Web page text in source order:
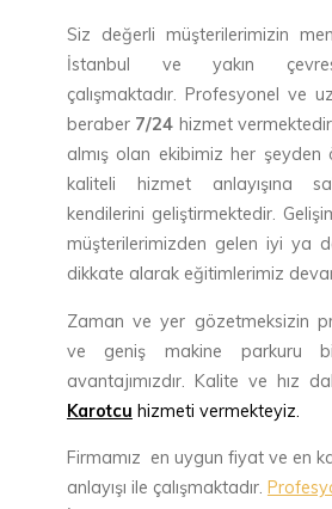
Siz değerli müşterilerimizin
İstanbul ve yakın
çalışmaktadır. Profesyonel ve
beraber 7/24hizmet
almış olan ekibimiz her
kaliteli hizmet anlayışına
kendilerini geliştirmektedir.
müşterilerimizden gelen iyi ya
dikkate alarak eğitimlerimiz
Zaman ve yer gözetmeksizin
ve geniş makine parkuru
avantajımızdır. Kalite ve hız
Karotcu hizmeti vermekteyiz.
Firmamız en uygun fiyat ve en
anlayışı ile çalışmaktadır.